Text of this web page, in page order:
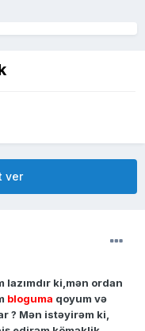
ver
lazımdır ki,mən ordan
bloguma qoyum və
? Mən istəyirəm ki,